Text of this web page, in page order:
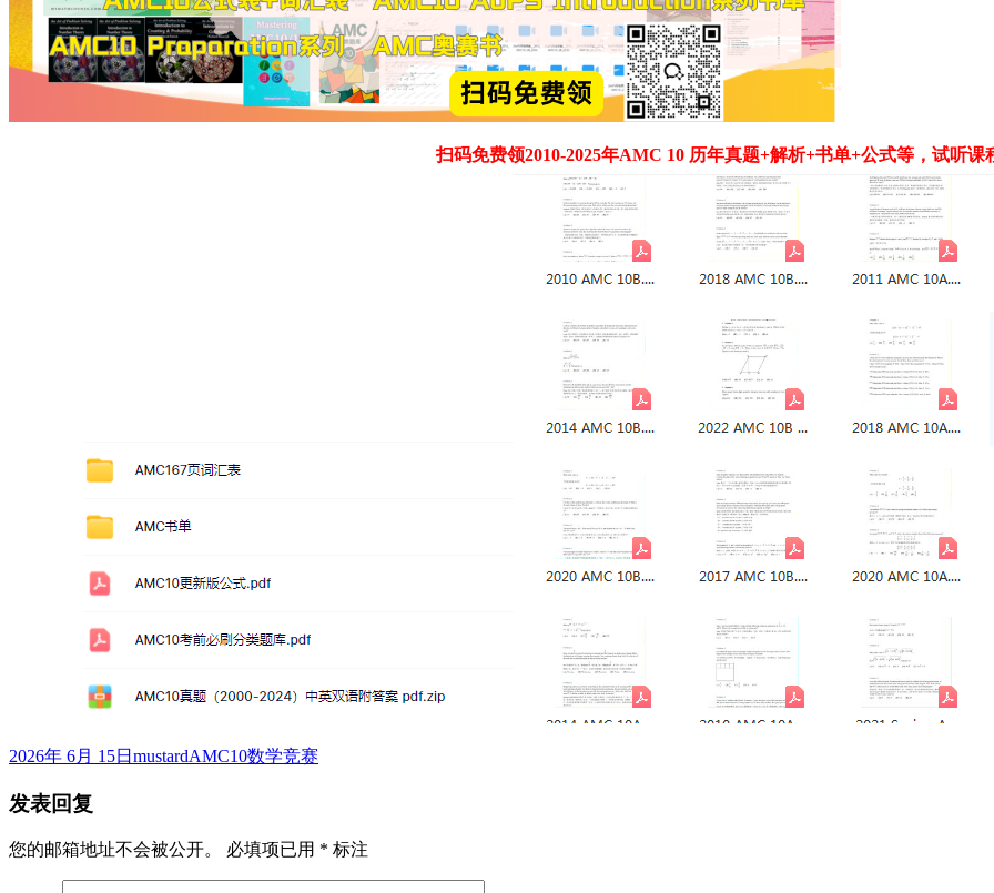
扫码免费领2010-2025年AMC 10 历年真题+解析+书单+公式等，试听课
发
于
2026年 6月 15日 作
mustard标
AMC10数学竞赛
发表回复
您的邮箱地址不会被公开。 必填项已用 * 标注